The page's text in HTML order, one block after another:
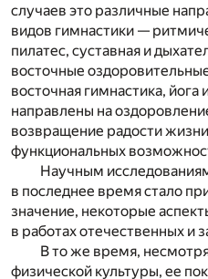
случаев это различные
видов гимнастики —
пилатес, суставная и
восточные
восточная гимнастика,
направлены на
возвращение радости
функциональных
Научным
в последнее время стало
значение, некоторые
в работах отечественных и
В то же время,
физической культуры, ее